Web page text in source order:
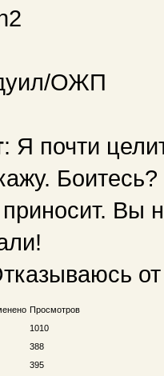
ОЖП
: Я почти
приносит. Вы
Просмотров
1010
388
395